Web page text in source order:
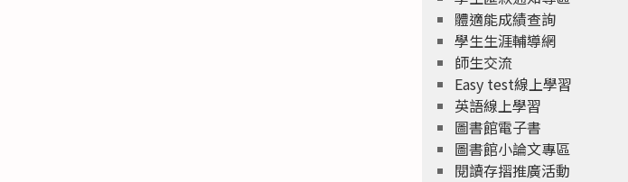
體適能成績查詢
學生生涯輔導網
師生交流
Easy test線上學習
英語線上學習
圖書館電子書
圖書館小論文專區
閱讀存摺推廣活動